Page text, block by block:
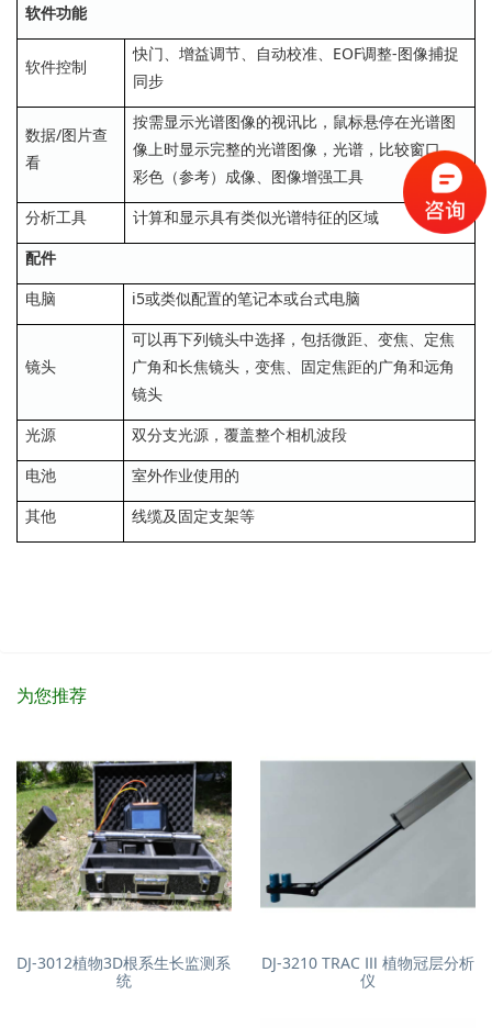
软件功能
软件控制
快门、增益调节、自动校准、EOF调整-图像捕捉
同步
数据/图片查
看
按需显示光谱图像的视讯比，鼠标悬停在光谱图
像上时显示完整的光谱图像，光谱，比较窗口、
彩色（参考）成像、图像增强工具
分析工具
计算和显示具有类似光谱特征的区域
配件
电脑
i5或类似配置的笔记本或台式电脑
镜头
可以再下列镜头中选择，包括微距、变焦、定焦
广角和长焦镜头，变焦、固定焦距的广角和远角
镜头
光源
双分支光源，覆盖整个相机波段
电池
室外作业使用的
其他
线缆及固定支架等
为您推荐
DJ-3012植物3D根系生长监测系
统
DJ-3210 TRAC Ⅲ 植物冠层分析
仪